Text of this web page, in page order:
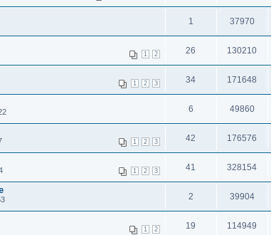
1 37970
1 2 26 130210
1 2 3 34 171648
6 49860
1 2 3 42 176576
1 2 3 41 328154
2 39904
1 2 19 114949